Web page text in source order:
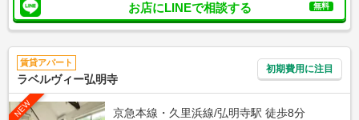
お店にLINEで相談する 無料
賃貸アパート
ラベルヴィー弘明寺
初期費用に注目
NEW
京急本線・久里浜線/弘明寺駅 徒歩8分